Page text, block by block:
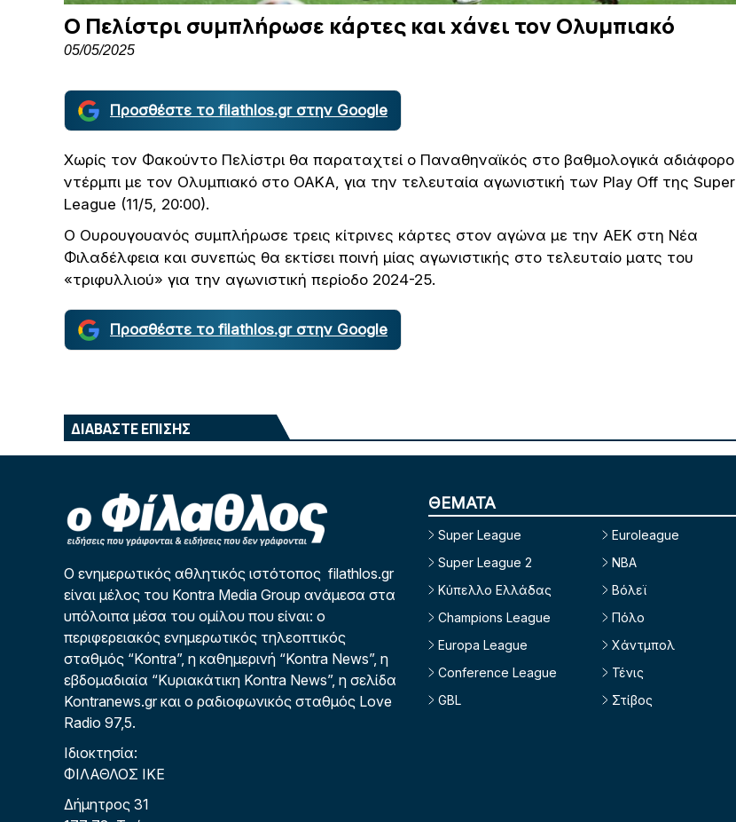
Ο Πελίστρι συμπλήρωσε κάρτες και χάνει τον Ολυμπιακό
05/05/2025
Προσθέστε το filathlos.gr στην Google
Χωρίς τον Φακούντο Πελίστρι θα παραταχτεί ο Παναθηναϊκός στο βαθμολογικά αδιάφορο
ντέρμπι με τον Ολυμπιακό στο ΟΑΚΑ, για την τελευταία αγωνιστική των Play Off της Super
League (11/5, 20:00).
Ο Ουρουγουανός συμπλήρωσε τρεις κίτρινες κάρτες στον αγώνα με την ΑΕΚ στη Νέα
Φιλαδέλφεια και συνεπώς θα εκτίσει ποινή μίας αγωνιστικής στο τελευταίο ματς του
«τριφυλλιού» για την αγωνιστική περίοδο 2024-25.
Προσθέστε το filathlos.gr στην Google
ΔΙΑΒΑΣΤΕ ΕΠΙΣΗΣ
Ο ενημερωτικός αθλητικός ιστότοπος filathlos.gr
είναι μέλος του Kontra Media Group ανάμεσα στα
υπόλοιπα μέσα του ομίλου που είναι: ο
περιφερειακός ενημερωτικός τηλεοπτικός
σταθμός “Kontra”, η καθημερινή “Kontra News”, η
εβδομαδιαία “Κυριακάτικη Kontra News”, η σελίδα
Kontranews.gr και ο ραδιοφωνικός σταθμός Love
Radio 97,5.
Ιδιοκτησία:
ΦΙΛΑΘΛΟΣ ΙΚΕ
Δήμητρος 31
ΘΕΜΑΤΑ
Super League
Super League 2
Κύπελλο Ελλάδας
Champions League
Europa League
Conference League
GBL
Euroleague
NBA
Βόλεϊ
Πόλο
Χάντμπολ
Τένις
Στίβος